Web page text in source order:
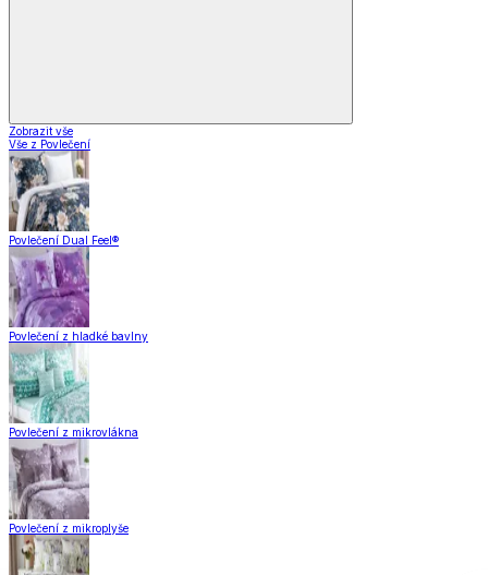
Zobrazit vše
Vše z Povlečení
Povlečení Dual Feel®
Povlečení z hladké bavlny
Povlečení z mikrovlákna
Povlečení z mikroplyše